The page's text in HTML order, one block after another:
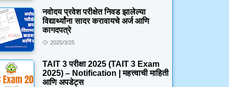
नवोदय प्रवेश परीक्षेत निवड झालेल्या
विद्यार्थ्यांना सादर करावायचे अर्ज आणि
कागदपत्रे
2025/3/25
TAIT 3 परीक्षा 2025 (TAIT 3 Exam
2025) – Notification | महत्त्वाची माहिती
आणि अपडेट्स